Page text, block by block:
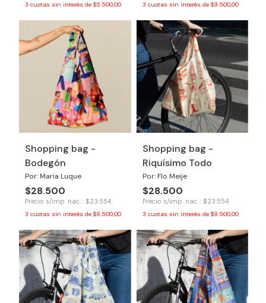
3 cuotas sin interés de $5.500,00 3 cuotas sin interés de $9.500,00
Shopping bag -
Bodegón
Por: Maria Luque
$28.500
Precio s/imp. nac. : $23.554
3 cuotas sin interés de $9.500,00
Shopping bag -
Riquísimo Todo
Por: Flo Meije
$28.500
Precio s/imp. nac. : $23.554
3 cuotas sin interés de $9.500,00